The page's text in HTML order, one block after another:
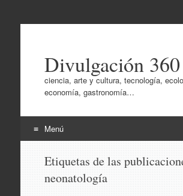
Divulgación 360
ciencia, arte y cultura, tecnología,
economía, gastronomía…
Menú
contenido
Etiquetas de las
neonatología